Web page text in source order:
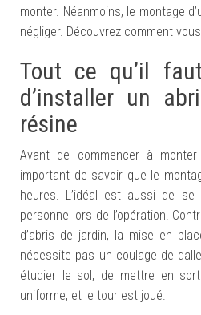
monter. Néanmoins, le montage
négliger. Découvrez comment
Tout ce qu’il
d’installer un
résine
Avant de commencer à
important de savoir que le
heures. L’idéal est aussi de
personne lors de l’opération.
d’abris de jardin, la mise en
nécessite pas un coulage de
étudier le sol, de mettre en
uniforme, et le tour est joué.